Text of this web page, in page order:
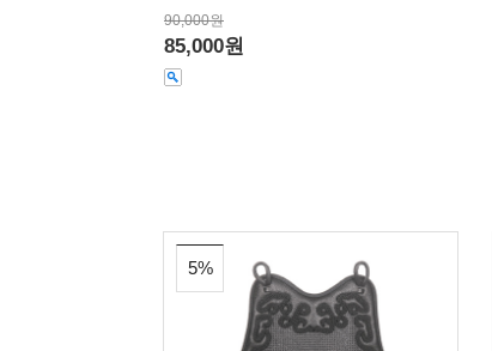
90,000원
85,000원
5%